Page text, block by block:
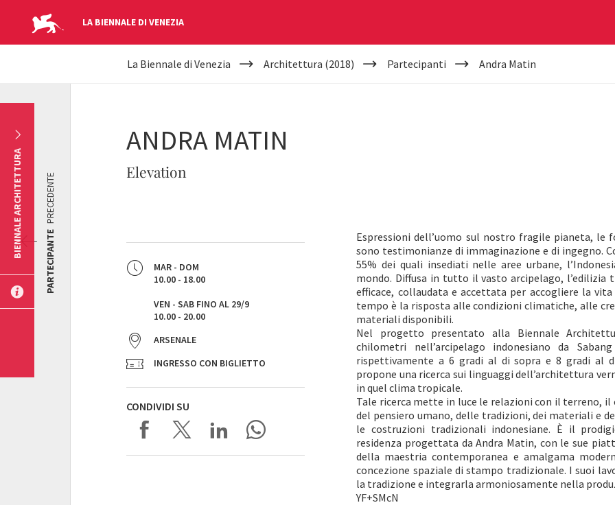
LA BIENNALE DI VENEZIA
YOUR
La Biennale di Venezia Architettura (2018) Partecipanti Andra Matin
ANDRA MATIN
Elevation
MAR - DOM
10.00 - 18.00
VEN - SAB FINO AL 29/9
10.00 - 20.00
ARSENALE
INGRESSO CON BIGLIETTO
CONDIVIDI SU
Espressioni dell’uomo sul nostro fragile pianeta,
sono testimonianze di immaginazione e di ingegno.
55% dei quali insediati nelle aree urbane,
mondo. Diffusa in tutto il vasto arcipelago, l’edilizia
efficace, collaudata e accettata per accogliere la
tempo è la risposta alle condizioni climatiche, alle
materiali disponibili.
Nel progetto presentato alla Biennale
chilometri nell’arcipelago indonesiano da
rispettivamente a 6 gradi al di sopra e 8 gradi al
propone una ricerca sui linguaggi dell’architettura
in quel clima tropicale.
Tale ricerca mette in luce le relazioni con il terreno,
del pensiero umano, delle tradizioni, dei materiali e
le costruzioni tradizionali indonesiane. È il
residenza progettata da Andra Matin, con le sue
della maestria contemporanea e amalgama
concezione spaziale di stampo tradizionale. I suoi
la tradizione e integrarla armoniosamente nella
YF+SMcN
PARTECIPANTE
PRECEDENTE
BIENNALE ARCHITETTURA